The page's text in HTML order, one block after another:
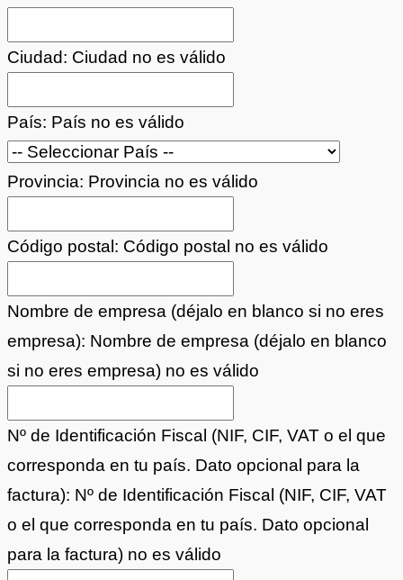
Ciudad: Ciudad no es válido
País: País no es válido
Provincia: Provincia no es válido
Código postal: Código postal no es válido
Nombre de empresa (déjalo en blanco si no eres
empresa): Nombre de empresa (déjalo en blanco
si no eres empresa) no es válido
Nº de Identificación Fiscal (NIF, CIF, VAT o el que
corresponda en tu país. Dato opcional para la
factura): Nº de Identificación Fiscal (NIF, CIF, VAT
o el que corresponda en tu país. Dato opcional
para la factura) no es válido